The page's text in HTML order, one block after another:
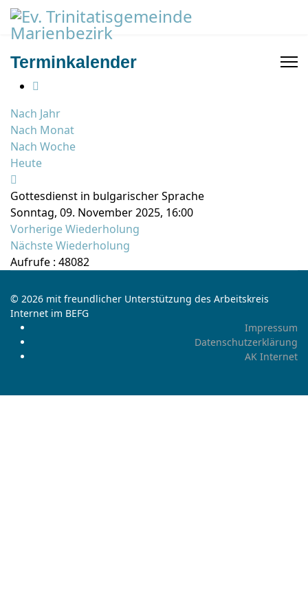
Terminkalender
Nach Jahr
Nach Monat
Nach Woche
Heute
Gottesdienst in bulgarischer Sprache
Sonntag, 09. November 2025, 16:00
Vorherige Wiederholung
Nächste Wiederholung
Aufrufe : 48082
© 2026 mit freundlicher Unterstützung des Arbeitskreis
Internet im BEFG
Impressum
Datenschutzerklärung
AK Internet